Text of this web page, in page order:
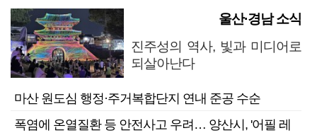
울산·경남 소식
진주성의 역사, 빛과 미디어로
되살아난다
마산 원도심 행정·주거복합단지 연내 준공 수순
폭염에 온열질환 등 안전사고 우려… 양산시, '어필 레